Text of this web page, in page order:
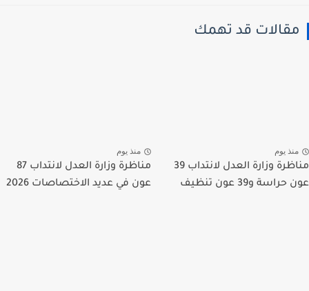
قد تهمك
يوم
مناظرة وزارة العدل لانتداب 39
و39 عون تنظيف
منذ يوم
مناظرة وزارة العدل لانتداب 87
عون في عديد الاختصاصات 2026